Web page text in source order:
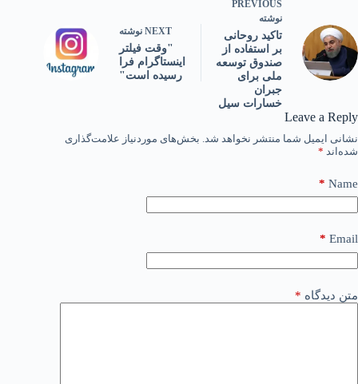
PREVIOUS
نوشته
تاکید روحانی
بر استفاده از
صندوق توسعه
ملی برای
جبران
خسارات سیل
NEXT نوشته
"وقت فیلتر
اینستاگرام فرا
رسیده است"
Leave a Reply
نشانی ایمیل شما منتشر نخواهد شد. بخش‌های موردنیاز علامت‌گذاری
شده‌اند *
Name
*
Email
*
متن دیدگاه *